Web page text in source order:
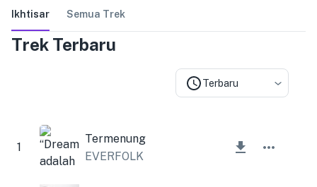
Ikhtisar Semua Trek
Trek Terbaru
Terbaru
1
Termenung
EVERFOLK